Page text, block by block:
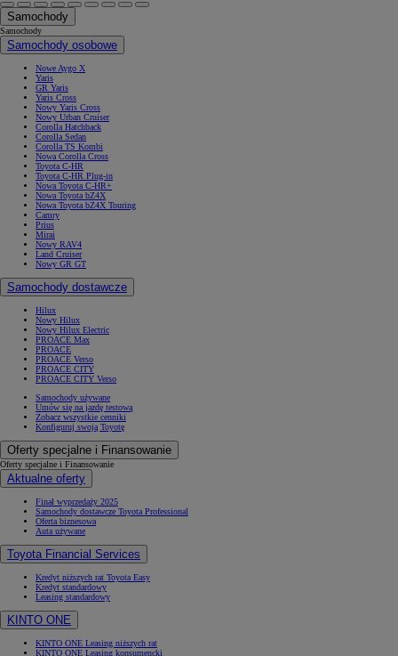
Samochody
Samochody
Samochody osobowe
Nowe Aygo X
Yaris
GR Yaris
Yaris Cross
Nowy Yaris Cross
Nowy Urban Cruiser
Corolla Hatchback
Corolla Sedan
Corolla TS Kombi
Nowa Corolla Cross
Toyota C-HR
Toyota C-HR Plug-in
Nowa Toyota C-HR+
Nowa Toyota bZ4X
Nowa Toyota bZ4X Touring
Camry
Prius
Mirai
Nowy RAV4
Land Cruiser
Nowy GR GT
Samochody dostawcze
Hilux
Nowy Hilux
Nowy Hilux Electric
PROACE Max
PROACE
PROACE Verso
PROACE CITY
PROACE CITY Verso
Samochody używane
Umów się na jazdę testową
Zobacz wszystkie cenniki
Konfiguruj swoją Toyotę
Oferty specjalne i Finansowanie
Oferty specjalne i Finansowanie
Aktualne oferty
Finał wyprzedaży 2025
Samochody dostawcze Toyota Professional
Oferta biznesowa
Auta używane
Toyota Financial Services
Kredyt niższych rat Toyota Easy
Kredyt standardowy
Leasing standardowy
KINTO ONE
KINTO ONE Leasing niższych rat
KINTO ONE Leasing konsumencki